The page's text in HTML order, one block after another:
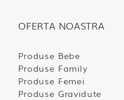
OFERTA NOASTRA
Produse Bebe
Produse Family
Produse Femei
Produse Gravidute